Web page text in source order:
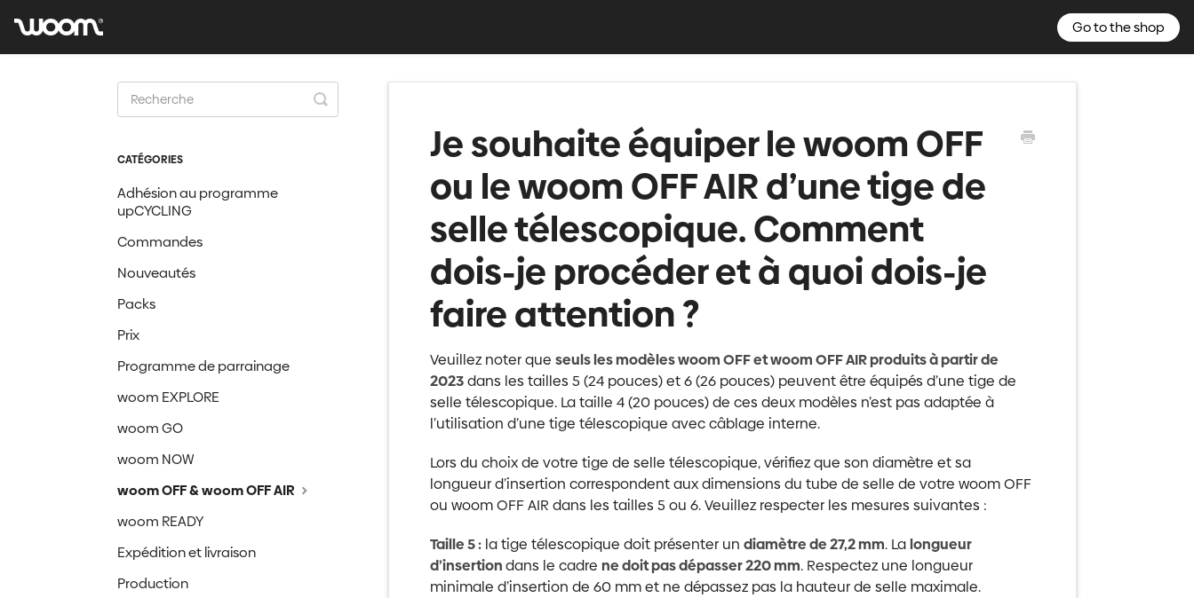
Go to the shop
Je souhaite équiper le woom OFF
ou le woom OFF AIR d’une tige de
selle télescopique. Comment
dois-je procéder et à quoi dois-je
faire attention ?
Veuillez noter que seuls les modèles woom OFF et woom OFF AIR produits à partir de
2023dans les tailles 5 (24 pouces) et 6 (26 pouces) peuvent être équipés d’une tige de
selle télescopique. La taille 4 (20 pouces) de ces deux modèles n’est pas adaptée à
l’utilisation d’une tige télescopique avec câblage interne.
Lors du choix de votre tige de selle télescopique, vérifiez que son diamètre et sa
longueur d’insertion correspondent aux dimensions du tube de selle de votre woom OFF
ou woom OFF AIR dans les tailles 5 ou 6. Veuillez respecter les mesures suivantes :
Taille 5 :la tige télescopique doit présenter un diamètre de 27,2 mm. Lalongueur
d’insertiondans le cadre ne doit pas dépasser 220 mm. Respectez une longueur
minimale d’insertion de 60 mm et ne dépassez pas la hauteur de selle maximale.
Toggle
Search
CATÉGORIES
Adhésion au programme
upCYCLING
Commandes
Nouveautés
Packs
Prix
Programme de parrainage
woom EXPLORE
woom GO
woom NOW
woom OFF & woom OFF AIR
woom READY
Expédition et livraison
Production